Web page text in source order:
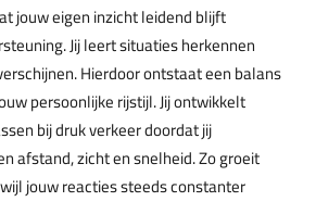
jouw eigen inzicht leidend blijft
Jij leert situaties herkennen
Hierdoor ontstaat een balans
persoonlijke rijstijl. Jij ontwikkelt
bij druk verkeer doordat jij
afstand, zicht en snelheid. Zo groeit
jouw reacties steeds constanter